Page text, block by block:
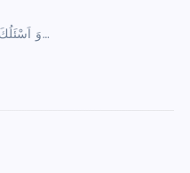
وَ اَسْئَلُكَ بِاَسْمَٓائِكَ يَا كَاشِفُ ٭ يَا فَارِجُ ٭ يَا فَاتِحُ ٭ يَا نَاصِرُ ٭ يَا ضَامِنُ ٭ يَٓا اٰمِرُ ٭ يَا نَاه۪ى ٭ يَا رَجَا ٭ يَا مُرْتَجَا…